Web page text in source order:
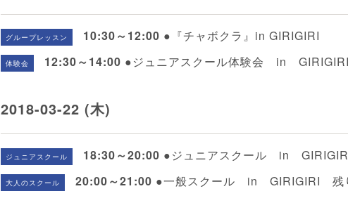
グループレッスン 10:30～12:00 ●『チャボクラ』in GIRIGIRI
体験会 12:30～14:00 ●ジュニアスクール体験会 in GIRIGIRI
2018-03-22 (木)
ジュニアスクール 18:30～20:00 ●ジュニアスクール in
大人のスクール 20:00～21:00 ●一般スクール in GIRIGIRI 残